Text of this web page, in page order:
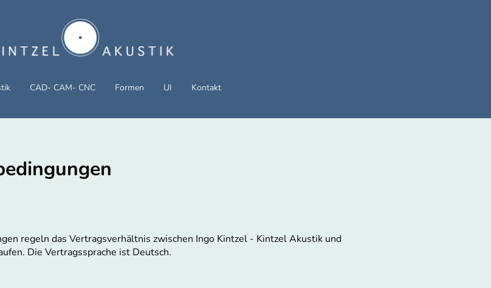
CAD- CAM- CNC Formen UI Kontakt
regeln das Vertragsverhältnis zwischen Ingo Kintzel - Kintzel Akustik und
Die Vertragssprache ist Deutsch.